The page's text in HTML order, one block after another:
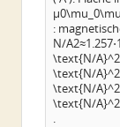
:
N/
\text{N/
\text{N/
\text{N/
\text{N/A}^2
.